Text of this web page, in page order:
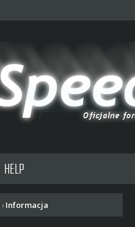
HELP
› Informacja